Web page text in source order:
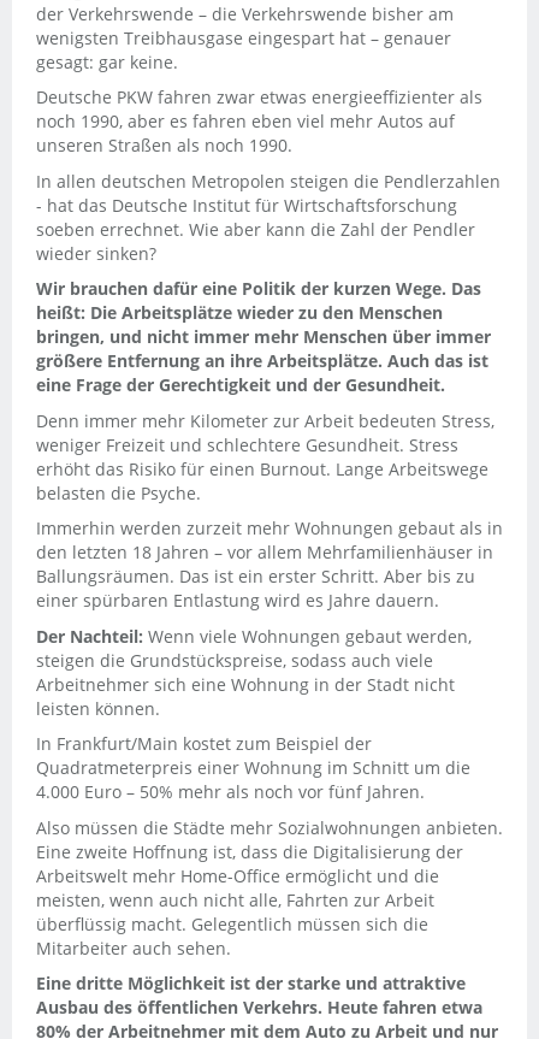
der Verkehrswende – die Verkehrswende bisher am
wenigsten Treibhausgase eingespart hat – genauer
gesagt: gar keine.
Deutsche PKW fahren zwar etwas energieeffizienter als
noch 1990, aber es fahren eben viel mehr Autos auf
unseren Straßen als noch 1990.
In allen deutschen Metropolen steigen die Pendlerzahlen
- hat das Deutsche Institut für Wirtschaftsforschung
soeben errechnet. Wie aber kann die Zahl der Pendler
wieder sinken?
Wir brauchen dafür eine Politik der kurzen Wege. Das
heißt: Die Arbeitsplätze wieder zu den Menschen
bringen, und nicht immer mehr Menschen über immer
größere Entfernung an ihre Arbeitsplätze. Auch das ist
eine Frage der Gerechtigkeit und der Gesundheit.
Denn immer mehr Kilometer zur Arbeit bedeuten Stress,
weniger Freizeit und schlechtere Gesundheit. Stress
erhöht das Risiko für einen Burnout. Lange Arbeitswege
belasten die Psyche.
Immerhin werden zurzeit mehr Wohnungen gebaut als in
den letzten 18 Jahren – vor allem Mehrfamilienhäuser in
Ballungsräumen. Das ist ein erster Schritt. Aber bis zu
einer spürbaren Entlastung wird es Jahre dauern.
Der Nachteil: Wenn viele Wohnungen gebaut werden,
steigen die Grundstückspreise, sodass auch viele
Arbeitnehmer sich eine Wohnung in der Stadt nicht
leisten können.
In Frankfurt/Main kostet zum Beispiel der
Quadratmeterpreis einer Wohnung im Schnitt um die
4.000 Euro – 50% mehr als noch vor fünf Jahren.
Also müssen die Städte mehr Sozialwohnungen anbieten.
Eine zweite Hoffnung ist, dass die Digitalisierung der
Arbeitswelt mehr Home-Office ermöglicht und die
meisten, wenn auch nicht alle, Fahrten zur Arbeit
überflüssig macht. Gelegentlich müssen sich die
Mitarbeiter auch sehen.
Eine dritte Möglichkeit ist der starke und attraktive
Ausbau des öffentlichen Verkehrs. Heute fahren etwa
80% der Arbeitnehmer mit dem Auto zu Arbeit und nur